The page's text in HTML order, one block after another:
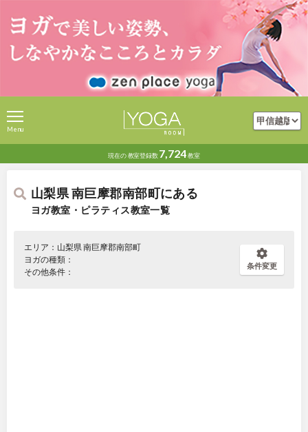
現在の教室登録数 7,724教室
Menu
山梨県 南巨摩郡南部町にある
ヨガ教室・ピラティス教室一覧
エリア：山梨県 南巨摩郡南部町
ヨガの種類：
その他条件：
条件変更